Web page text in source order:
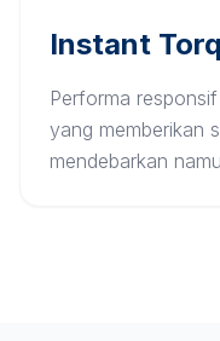
Instant
Performa
yang memberikan
mendebarkan